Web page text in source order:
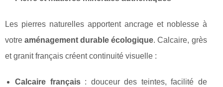
Les pierres naturelles apportent ancrage et noblesse à
votreaménagement durable écologique. Calcaire, grès
et granit français créent continuité visuelle :
Calcaire français: douceur des teintes, facilité de